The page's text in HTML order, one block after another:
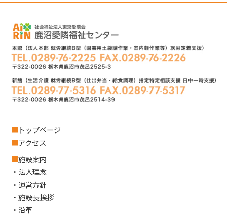
■ トップページ
■アクセス
■施設案内
・ 法人理念
・ 運営方針
・施設長挨拶
・沿革